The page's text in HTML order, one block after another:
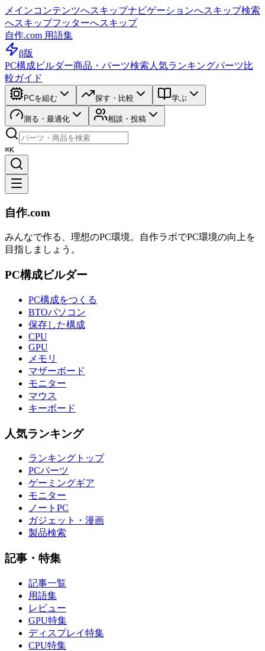
メインコンテンツへスキップナビゲーションへスキップ検索
へスキップフッターへスキップ
自作.com 用語集
β版
PC構成ビルダー商品・パーツ検索 人気ランキングパーツ比
較ガイド
PCを組む 探す・比較 学ぶ
測る・最適化 相談・投稿
⌘K
自作.com
みんなで作る、理想のPC環境。 自作ラボでPC環境の向上を
目指しましょう。
PC構成ビルダー
PC構成をつくる
BTOパソコン
保存した構成
CPU
GPU
メモリ
マザーボード
モニター
マウス
キーボード
人気ランキング
ランキングトップ
PCパーツ
ゲーミングギア
モニター
ノートPC
ガジェット・漫画
製品検索
記事・特集
記事一覧
用語集
レビュー
GPU特集
ディスプレイ特集
CPU特集